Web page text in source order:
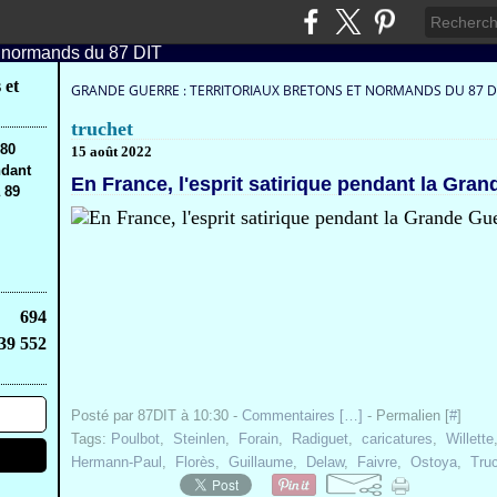
et
89
694
552
GRANDE GUERRE : TERRITORIAUX BRETONS ET NORMANDS DU 87
truchet
15 août 2022
En France, l'esprit satirique pendant la
Posté par 87DIT à 10:30 - Commentaires […] - Permalien [#]
Tags: Poulbot, Steinlen, Forain, Radiguet, caricatures, Willette
Hermann-Paul , Florès, Guillaume, Delaw, Faivre, Ostoya,